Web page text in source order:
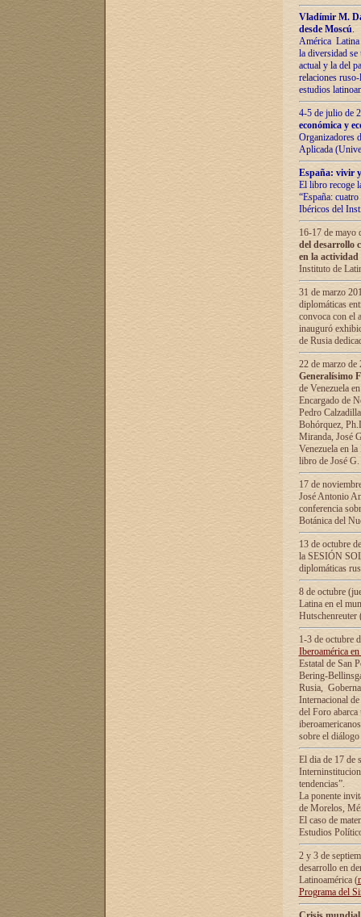
Vladímir М.
desde Moscú.
América Latina
la diversidad
actual у lа del
relaciones
estudios
4-5 de julio de
económica y
Organizadores
Aplicada
España: vivir
El libro recoge
“España:
Ibéricos del
16-17 de mayo
del desarrollo
en la
Instituto de
31 de marzo
diplomáticas
convoca con el
inauguró
de Rusia
22 de marzo
Generalísimo
de Venezuela
Encargado de
Pedro
Bohórquez,
Miranda, José
Venezuela en
libro de José
17 de
José Antonio
conferencia
Botánica del
13 de octubre
la SESIÓN
diplomáticas
8 de octubre
Latina en el
1-3 de octubre
Iberoamérica
Estatal de San
Bering-
Rusia,
Internacional
del Foro
sobre el
El dia de 17 de
tendencias”.
La ponente
de Morelos,
El caso de
Estudios
2 y 3 de
desarrollo en
Latinoamérica (
Programa del